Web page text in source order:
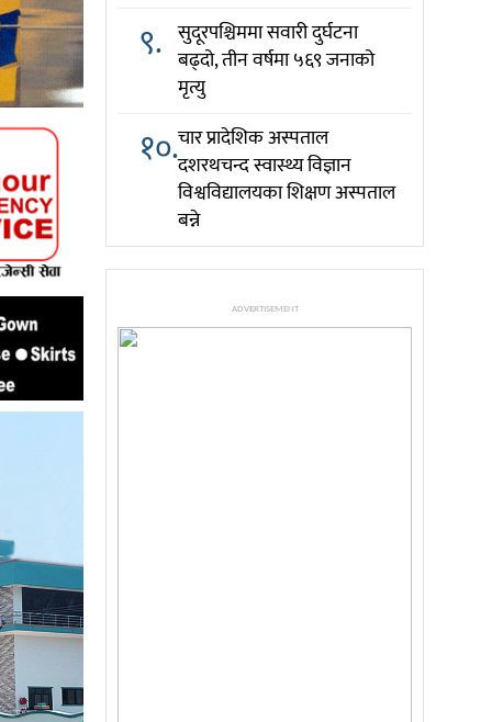
९. सुदूरपश्चिममा सवारी दुर्घटना
बढ्दो, तीन वर्षमा ५६९ जनाको
मृत्यु
१०.चार प्रादेशिक अस्पताल
दशरथचन्द स्वास्थ्य विज्ञान
विश्वविद्यालयका शिक्षण अस्पताल
बन्ने
ADVERTISEMENT